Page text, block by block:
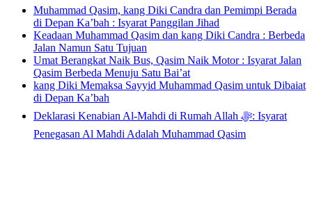
Muhammad Qasim, kang Diki Candra dan Pemimpi Berada
di Depan Ka’bah : Isyarat Panggilan Jihad
Keadaan Muhammad Qasim dan kang Diki Candra : Berbeda
Jalan Namun Satu Tujuan
Umat Berangkat Naik Bus, Qasim Naik Motor : Isyarat Jalan
Qasim Berbeda Menuju Satu Bai’at
kang Diki Memaksa Sayyid Muhammad Qasim untuk Dibaiat
di Depan Ka’bah
Deklarasi Kenabian Al-Mahdi di Rumah Allah ﷻ: Isyarat
Penegasan Al Mahdi Adalah Muhammad Qasim